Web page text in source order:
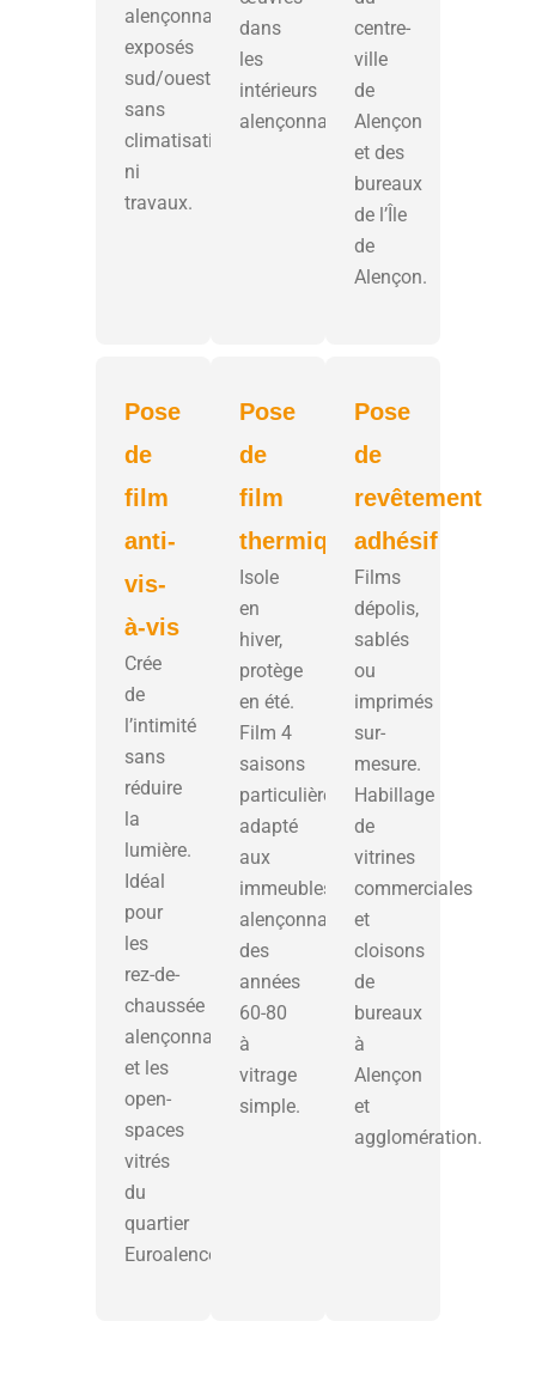
alençonnais
exposés
sud/ouest,
sans
climatisation
ni
travaux.
dans
les
intérieurs
alençonnais.
centre-
ville
de
Alençon
et des
bureaux
de l’Île
de
Alençon.
Pose
de
film
anti-
vis-
à-vis
Crée
de
l’intimité
sans
réduire
la
lumière.
Idéal
pour
les
rez-de-
chaussée
alençonnais
et les
open-
spaces
vitrés
du
quartier
Euroalencon.
Pose
de
film
thermique
Isole
en
hiver,
protège
en été.
Film 4
saisons
particulièrement
adapté
aux
immeubles
alençonnais
des
années
60-80
à
vitrage
simple.
Pose
de
revêtement
adhésif
Films
dépolis,
sablés
ou
imprimés
sur-
mesure.
Habillage
de
vitrines
commerciales
et
cloisons
de
bureaux
à
Alençon
et
agglomération.